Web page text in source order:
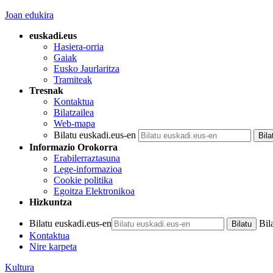
Joan edukira
euskadi.eus
Hasiera-orria
Gaiak
Eusko Jaurlaritza
Tramiteak
Tresnak
Kontaktua
Bilatzailea
Web-mapa
Bilatu euskadi.eus-en
Informazio Orokorra
Erabilerraztasuna
Lege-informazioa
Cookie politika
Egoitza Elektronikoa
Hizkuntza
Bilatu euskadi.eus-en
Kontaktua
Nire karpeta
Kultura